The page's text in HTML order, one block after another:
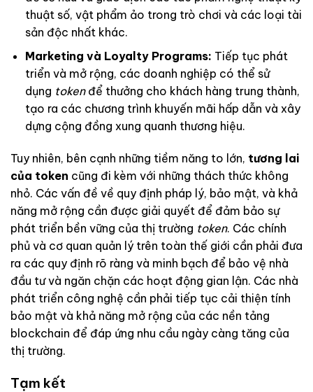
thuật số, vật phẩm ảo trong trò chơi và các loại tài
sản độc nhất khác.
Marketing và Loyalty Programs: Tiếp tục phát
triển và mở rộng, các doanh nghiệp có thể sử
dụng tokenđể thưởng cho khách hàng trung thành,
tạo ra các chương trình khuyến mãi hấp dẫn và xây
dựng cộng đồng xung quanh thương hiệu.
Tuy nhiên, bên cạnh những tiềm năng to lớn, tương lai
của token cũng đi kèm với những thách thức không
nhỏ. Các vấn đề về quy định pháp lý, bảo mật, và khả
năng mở rộng cần được giải quyết để đảm bảo sự
phát triển bền vững của thị trường token. Các chính
phủ và cơ quan quản lý trên toàn thế giới cần phải đưa
ra các quy định rõ ràng và minh bạch để bảo vệ nhà
đầu tư và ngăn chặn các hoạt động gian lận. Các nhà
phát triển công nghệ cần phải tiếp tục cải thiện tính
bảo mật và khả năng mở rộng của các nền tảng
blockchain để đáp ứng nhu cầu ngày càng tăng của
thị trường.
Tạm kết